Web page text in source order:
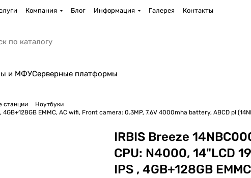
Компания Блог Информация Галерея Контакты
и МФУСерверные платформы
станции
Ноутбуки
, 4GB+128GB EMMC, AC wifi, Front camera: 0.3MP, 7.6V 4000mha battery, ABCD pl
IRBIS Breeze
CPU: N4000, 14"LCD
IPS , 4GB+128GB